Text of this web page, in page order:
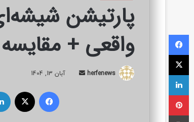
پارتیشن
واقعی +
herfenews آبان 13, 1404
ایکس